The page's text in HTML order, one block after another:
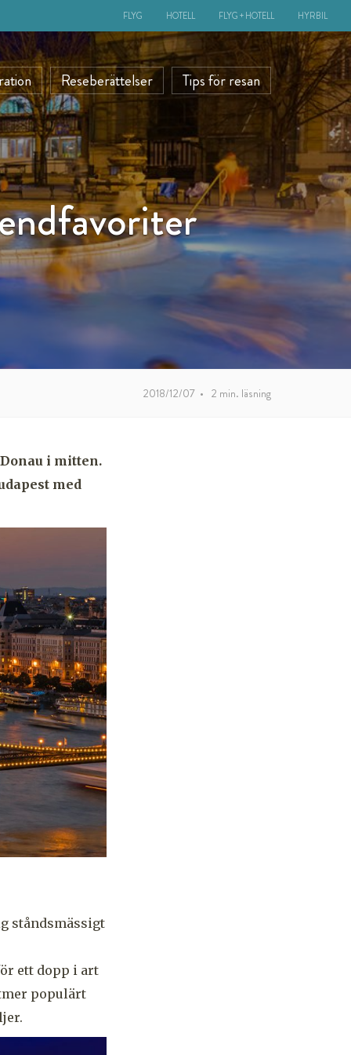
Reseberättelser Tips för resan
FLYG HOTELL FLYG + HOTELL HYRBIL
2018/12/07 • 2 min. läsning
i mitten.
med
ståndsmässigt
ett dopp i art
populärt